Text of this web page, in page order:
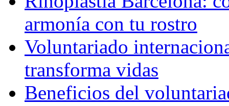
armonía con tu rostro
Voluntariado
transforma vidas
Beneficios del